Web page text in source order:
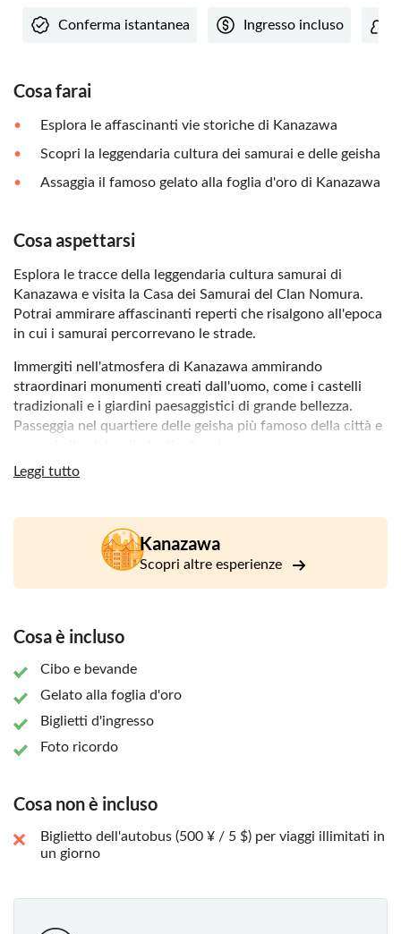
Conferma istantanea Ingresso incluso
Cosa farai
Esplora le affascinanti vie storiche di Kanazawa
Scopri la leggendaria cultura dei samurai e delle geisha
Assaggia il famoso gelato alla foglia d'oro di Kanazawa
Cosa aspettarsi
Esplora le tracce della leggendaria cultura samurai di
Kanazawa e visita la Casa dei Samurai del Clan Nomura.
Potrai ammirare affascinanti reperti che risalgono all'epoca
in cui i samurai percorrevano le strade.
Immergiti nell'atmosfera di Kanazawa ammirando
straordinari monumenti creati dall'uomo, come i castelli
tradizionali e i giardini paesaggistici di grande bellezza.
Passeggia nel quartiere delle geisha più famoso della città e
Goditi una piacevole passeggiata attraverso Higashi Chaya,
geisha. La tua guida locale ti condurrà attraverso questo
quartiere di grande importanza storica e ti farà visitare
un'autentica casa da tè giapponese dove un tempo si
Leggi tutto
Kanazawa
Scopri altre esperienze
Cosa è incluso
Cibo e bevande
Gelato alla foglia d'oro
Biglietti d'ingresso
Foto ricordo
Cosa non è incluso
Biglietto dell'autobus (500 ¥ / 5 $) per viaggi illimitati in
un giorno